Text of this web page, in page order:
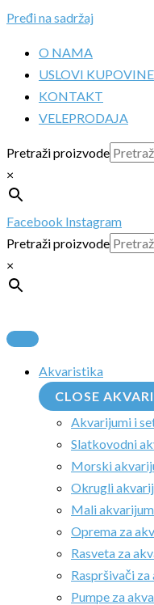
Pređi na sadržaj
O NAMA
USLOVI KUPOVINE
KONTAKT
VELEPRODAJA
Pretraži proizvode
×
Facebook Instagram
Pretraži proizvode
×
Akvaristika
CLOSE
Akvarijumi i
Slatkovodni
Morski
Okrugli
Mali
Oprema za
Rasveta za
Raspršivači
Pumpe za